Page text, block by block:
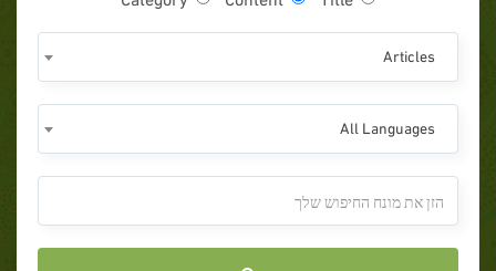
Articles
All Languages